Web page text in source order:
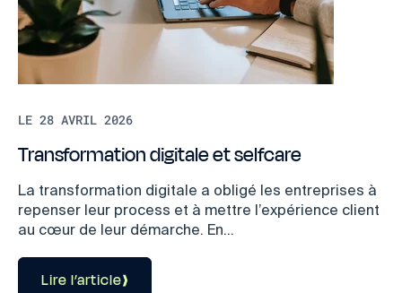
LE 28 AVRIL 2026
Transformation digitale et selfcare
La transformation digitale a obligé les entreprises à
repenser leur process et à mettre l’expérience client
au cœur de leur démarche. En...
Lire l’article